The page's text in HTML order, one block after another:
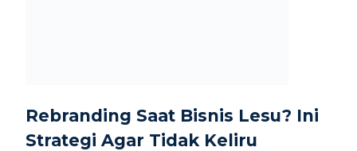
Rebranding Saat Bisnis Lesu? Ini
Strategi Agar Tidak Keliru